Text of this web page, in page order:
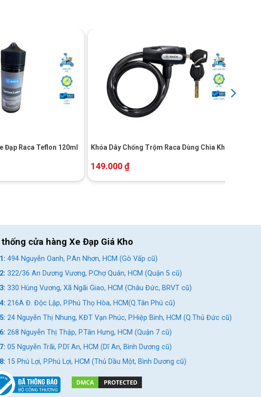
kế dạng
môi
Đạp Raca Teflon 120ml Khóa Dây Chống Trộm Raca Dùng Chìa Khóa
149.000₫
thống cửa hàng Xe Đạp Giá Kho
494 Nguyễn Oanh, P.An Nhơn, HCM (Gò Vấp cũ)
322/36 An Dương Vương, P.Chợ Quán, HCM (Quận 5 cũ)
330 Hùng Vương, Xã Ngãi Giao, HCM (Châu Đức, BRVT cũ)
216A Đ. Độc Lập, P.Phú Thọ Hòa, HCM(Q.Tân Phú cũ)
24 Nguyễn Thị Nhung, KĐT Vạn Phúc, P.Hiệp Bình, HCM (Q.Thủ Đức cũ)
268 Nguyễn Thị Thập, P.Tân Hưng, HCM (Quận 7 cũ)
05 Nguyễn Trãi, P.Dĩ An, HCM (Dĩ An, Bình Dương cũ)
15 Phú Lợi, P.Phú Lợi, HCM (Thủ Dầu Một, Bình Dương cũ)